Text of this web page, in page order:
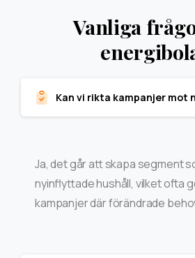
Vanliga
Kan vi rikta kampanjer mot
Ja, det går att skapa segment
nyinflyttade hushåll, vilket ofta
kampanjer där förändrade